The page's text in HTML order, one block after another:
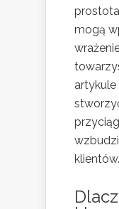
mogą
artykule
klientów.